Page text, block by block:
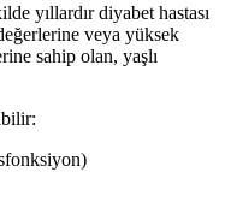
yıllardır diyabet hastası
veya yüksek
sahip olan, yaşlı